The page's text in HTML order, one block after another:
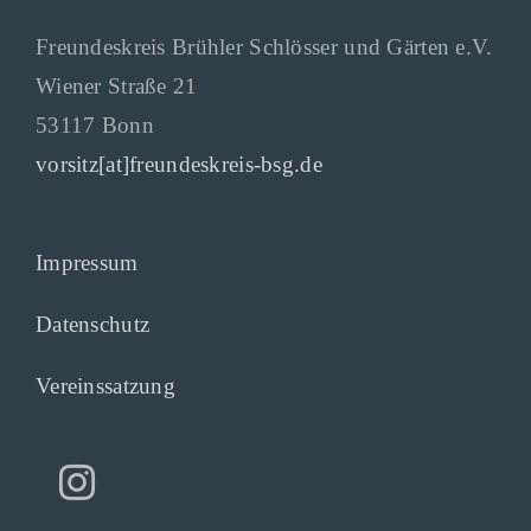
Freundeskreis Brühler Schlösser und Gärten e.V.
Wiener Straße 21
53117 Bonn
vorsitz[at]freundeskreis-bsg.de
Impressum
Datenschutz
Vereinssatzung